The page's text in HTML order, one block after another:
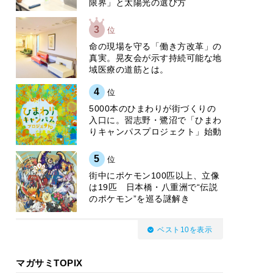
限界」と太陽光の選び方
3 位
​命の現場を守る「働き方改革」の
真実。晃友会が示す持続可能な地
域医療の道筋とは。
4 位
5000本のひまわりが街づくりの
入口に。習志野・鷺沼で「ひまわ
りキャンパスプロジェクト」始動
5 位
街中にポケモン100匹以上、立像
は19匹 日本橋・八重洲で“伝説
のポケモン”を巡る謎解き
ベスト10を表示
マガサミTOPIX